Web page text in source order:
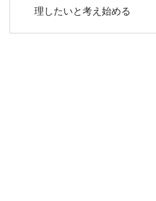
理したいと考え始める